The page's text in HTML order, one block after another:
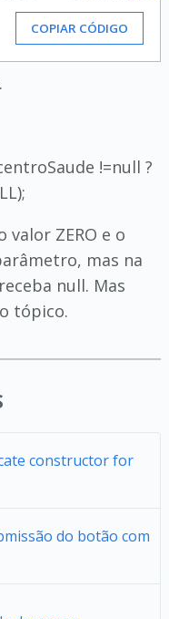
COPIAR CÓDIGO
!=null ?
valor ZERO e o
mas na
null. Mas
tópico.
constructor for
do botão com